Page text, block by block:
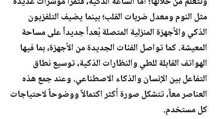
مثل النوم ومعدل ضربات القلب؛ بينما يضيف التلفزيون
الذكي والأجهزة المنزلية المتصلة بُعداً جديداً على مساحة
المعيشة. كما تواصل الفئات الجديدة من الأجهزة، بما فيها
الهواتف القابلة للطي والنظارات الذكية، توسيع نطاق
التفاعل بين الإنسان والذكاء الاصطناعي. وعند جمع هذه
العناصر معاً، تتشكل صورة أكثر اكتمالاً ووضوحاً لاحتياجات
كل مستخدم.